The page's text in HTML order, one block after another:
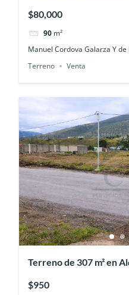
$80,000
90 m²
Manuel Cordova Galarza Y
Terreno
Venta
Terreno de 307 m² en
$950